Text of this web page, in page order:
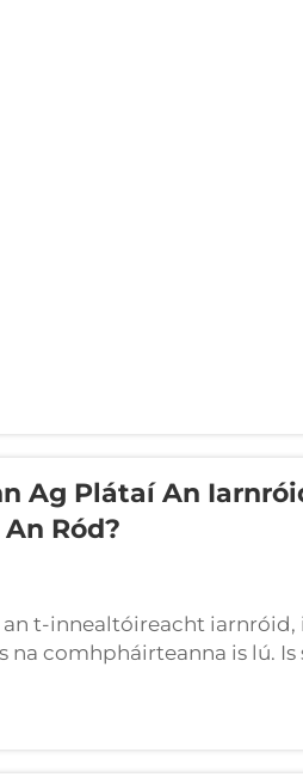
go mór ón obair láimhe
...
Ag Plátaí An
Ród?
t-innealtóireacht
na comhpháirteanna is lú.
agus tábhachtach i
idir an ...